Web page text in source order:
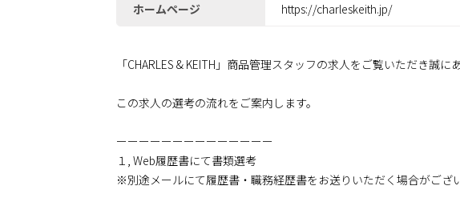
ホームページ
https://charleskeith.jp/
「CHARLES & KEITH」商品管理スタッフの求人をご覧いただき誠
この求人の選考の流れをご案内します。
ーーーーーーーーーーーーーー
１, Web履歴書にて書類選考
※別途メールにて履歴書・職務経歴書をお送りいただく場合がござ